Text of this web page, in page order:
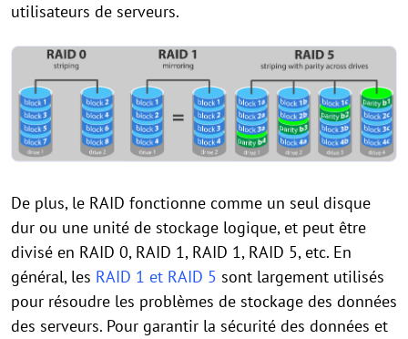
utilisateurs de serveurs.
De plus, le RAID fonctionne comme un seul disque
dur ou une unité de stockage logique, et peut être
divisé en RAID 0, RAID 1, RAID 1, RAID 5, etc. En
général, les RAID 1 et RAID 5 sont largement utilisés
pour résoudre les problèmes de stockage des données
des serveurs. Pour garantir la sécurité des données et